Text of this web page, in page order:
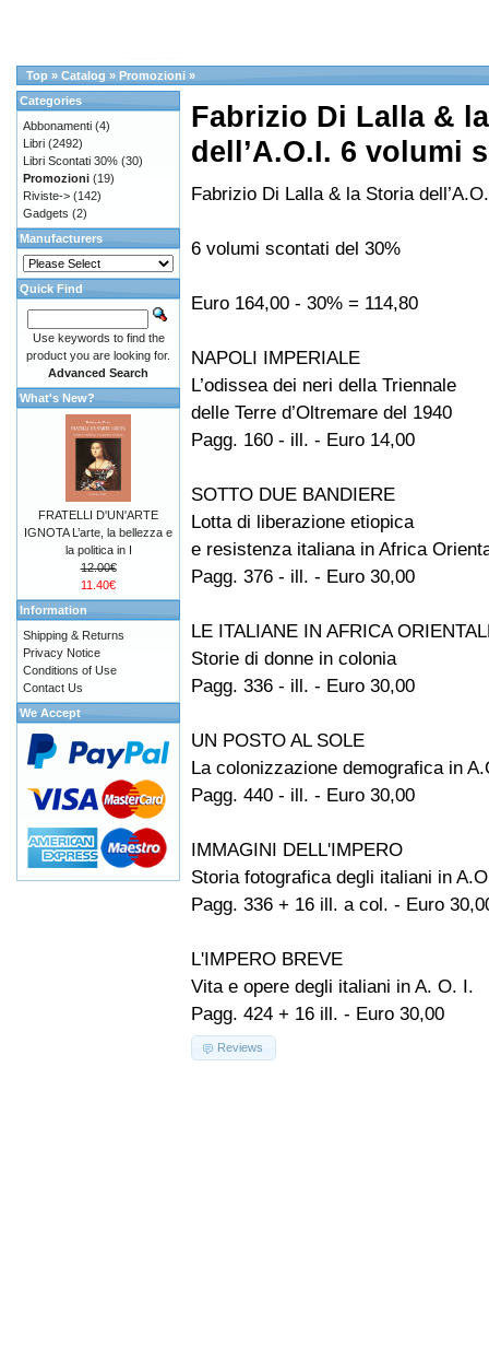
Top » Catalog » Promozioni »
Fabrizio Di Lalla &
dell’A.O.I. 6 volumi
Fabrizio Di Lalla & la Storia
6 volumi scontati del 30%
Euro 164,00 - 30% = 114,80
NAPOLI IMPERIALE
L’odissea dei neri della Triennale
delle Terre d’Oltremare del 1940
Pagg. 160 - ill. - Euro 14,00
SOTTO DUE BANDIERE
Lotta di liberazione etiopica
e resistenza italiana in Africa
Pagg. 376 - ill. - Euro 30,00
LE ITALIANE IN AFRICA
Storie di donne in colonia
Pagg. 336 - ill. - Euro 30,00
UN POSTO AL SOLE
La colonizzazione demografica in
Pagg. 440 - ill. - Euro 30,00
IMMAGINI DELL'IMPERO
Storia fotografica degli italiani in
Pagg. 336 + 16 ill. a col. - Euro
L'IMPERO BREVE
Vita e opere degli italiani in A. O. I.
Pagg. 424 + 16 ill. - Euro 30,00
Reviews
Categories
Abbonamenti (4)
Libri (2492)
Libri Scontati 30% (30)
Promozioni (19)
Riviste-> (142)
Gadgets (2)
Manufacturers
Quick Find
Use keywords to find the
product you are looking for.
Advanced Search
What's New?
FRATELLI D'UN'ARTE
IGNOTA L’arte, la bellezza e
la politica in I
12.00€
11.40€
Information
Shipping & Returns
Privacy Notice
Conditions of Use
Contact Us
We Accept